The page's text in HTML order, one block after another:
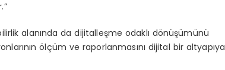
alanında da dijitalleşme odaklı dönüşümünü
ölçüm ve raporlanmasını dijital bir altyapıya